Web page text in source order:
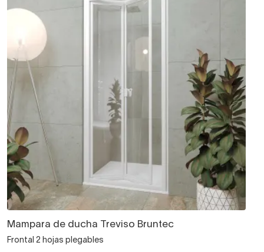
Mampara de ducha Treviso Bruntec
Frontal 2 hojas plegables